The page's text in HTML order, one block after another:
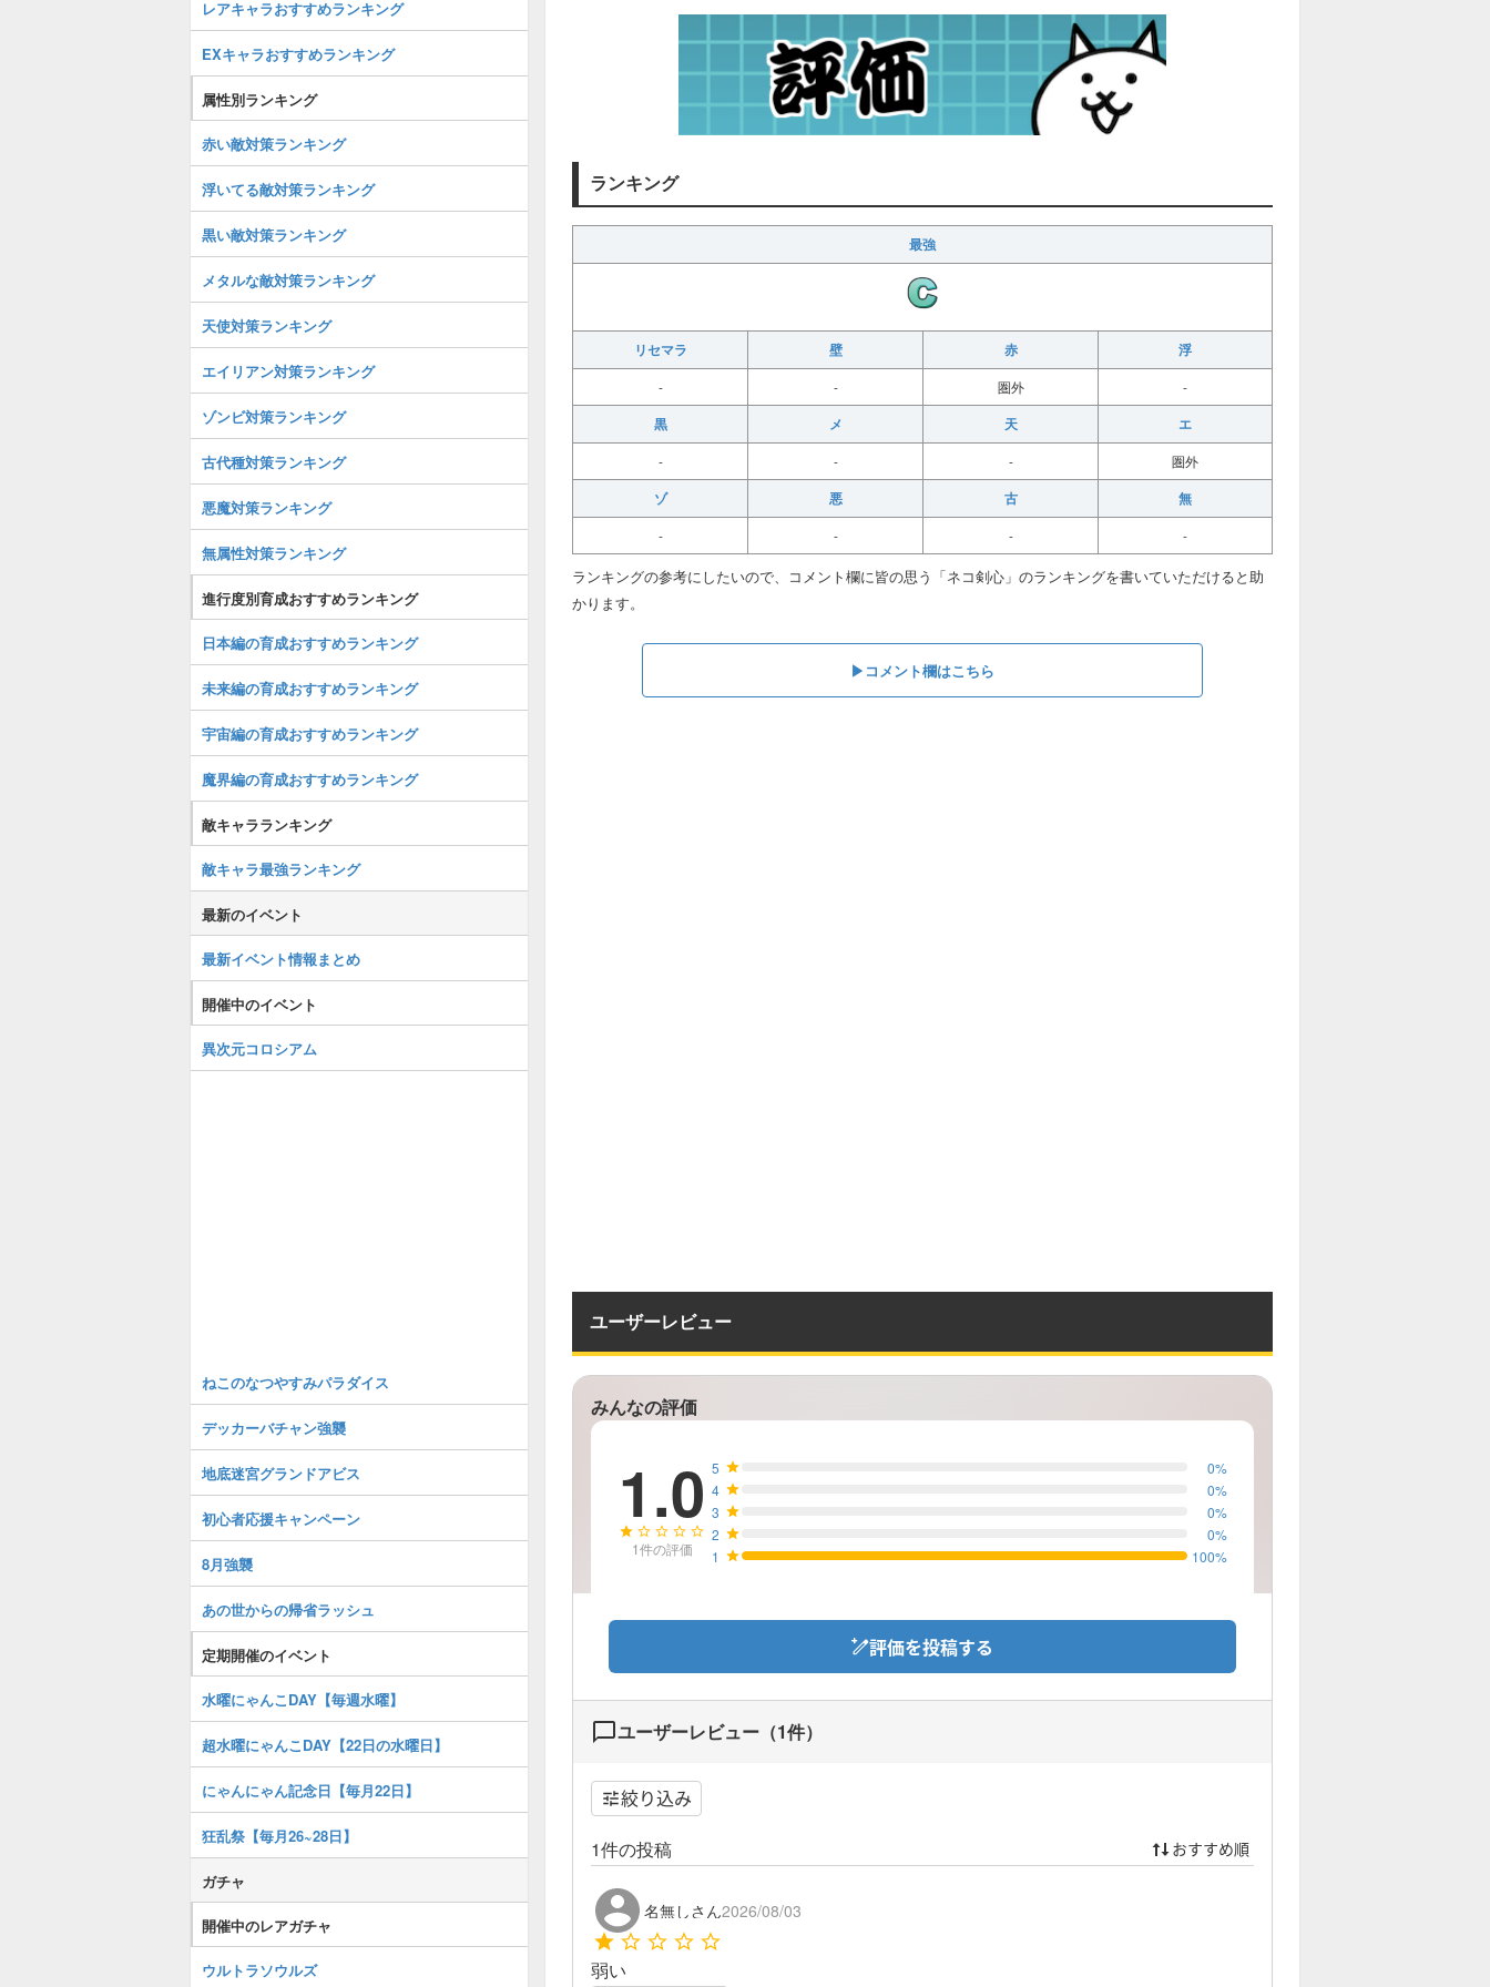
ランキング
最強
リセマラ 壁 赤 浮
- - 圏外 -
黒 メ 天 エ
- - - 圏外
ゾ 悪 古 無
- - - -
ランキングの参考にしたいので、コメント欄に皆の思う「ネコ剣心」のランキングを書いていただけると助
かります。
▶︎コメント欄はこちら
ユーザーレビュー
みんなの評価
1.0
1件の評価
5 0%
4
0%
3
0%
2
0%
1
100%
評価を投稿する
ユーザーレビュー（1件）
絞り込み
1件の投稿 おすすめ順
名無しさん2026/08/03
弱い
レアキャラおすすめランキング
EXキャラおすすめランキング
属性別ランキング
赤い敵対策ランキング
浮いてる敵対策ランキング
黒い敵対策ランキング
メタルな敵対策ランキング
天使対策ランキング
エイリアン対策ランキング
ゾンビ対策ランキング
古代種対策ランキング
悪魔対策ランキング
無属性対策ランキング
進行度別育成おすすめランキング
日本編の育成おすすめランキング
未来編の育成おすすめランキング
宇宙編の育成おすすめランキング
魔界編の育成おすすめランキング
敵キャラランキング
敵キャラ最強ランキング
最新のイベント
最新イベント情報まとめ
開催中のイベント
異次元コロシアム
ねこのなつやすみパラダイス
デッカーバチャン強襲
地底迷宮グランドアビス
初心者応援キャンペーン
8月強襲
あの世からの帰省ラッシュ
定期開催のイベント
水曜にゃんこDAY【毎週水曜】
超水曜にゃんこDAY【22日の水曜日】
にゃんにゃん記念日【毎月22日】
狂乱祭【毎月26~28日】
ガチャ
開催中のレアガチャ
ウルトラソウルズ